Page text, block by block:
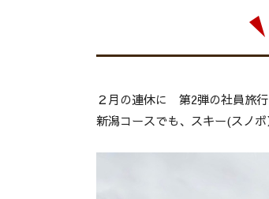
２月の連休に 第2弾の社員旅行
新潟コースでも、スキー(スノ